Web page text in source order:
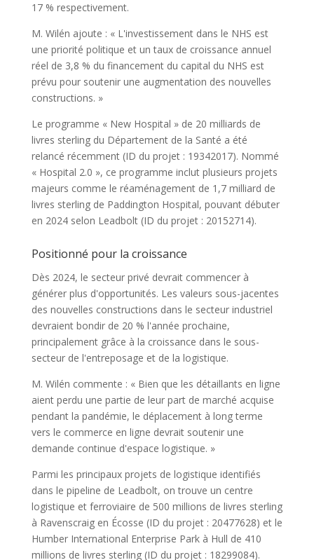
17 % respectivement.
M. Wilén ajoute : « L'investissement dans le NHS est
une priorité politique et un taux de croissance annuel
réel de 3,8 % du financement du capital du NHS est
prévu pour soutenir une augmentation des nouvelles
constructions. »
Le programme « New Hospital » de 20 milliards de
livres sterling du Département de la Santé a été
relancé récemment (ID du projet : 19342017). Nommé
« Hospital 2.0 », ce programme inclut plusieurs projets
majeurs comme le réaménagement de 1,7 milliard de
livres sterling de Paddington Hospital, pouvant débuter
en 2024 selon Leadbolt (ID du projet : 20152714).
Positionné pour la croissance
Dès 2024, le secteur privé devrait commencer à
générer plus d'opportunités. Les valeurs sous-jacentes
des nouvelles constructions dans le secteur industriel
devraient bondir de 20 % l'année prochaine,
principalement grâce à la croissance dans le sous-
secteur de l'entreposage et de la logistique.
M. Wilén commente : « Bien que les détaillants en ligne
aient perdu une partie de leur part de marché acquise
pendant la pandémie, le déplacement à long terme
vers le commerce en ligne devrait soutenir une
demande continue d'espace logistique. »
Parmi les principaux projets de logistique identifiés
dans le pipeline de Leadbolt, on trouve un centre
logistique et ferroviaire de 500 millions de livres sterling
à Ravenscraig en Écosse (ID du projet : 20477628) et le
Humber International Enterprise Park à Hull de 410
millions de livres sterling (ID du projet : 18299084).